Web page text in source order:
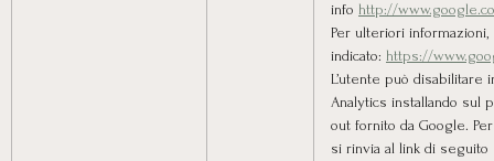
info http://
Per ulteriori
indicato: https://
L’utente può disabilitare
Analytics installando sul
out fornito da Google.
si rinvia al link di seguito